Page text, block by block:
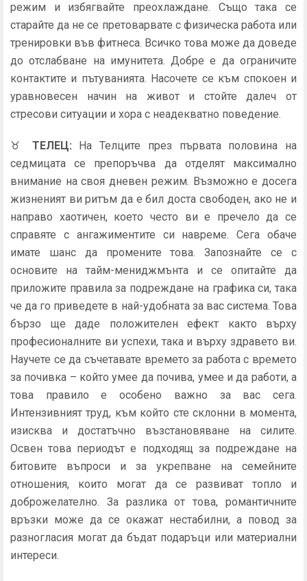
режим и избягвайте преохлаждане. Също така се
старайте да не се претоварвате с физическа работа или
тренировки във фитнеса. Всичко това може да доведе
до отслабване на имунитета. Добре е да ограничите
контактите и пътуванията. Насочете се към спокоен и
уравновесен начин на живот и стойте далеч от
стресови ситуации и хора с неадекватно поведение.
♉ ТЕЛЕЦ:
На Телците през първата половина на
седмицата се препоръчва да отделят максимално
внимание на своя дневен режим. Възможно е досега
жизненият ви ритъм да е бил доста свободен, ако не и
направо хаотичен, което често ви е пречело да се
справяте с ангажиментите си навреме. Сега обаче
имате шанс да промените това. Запознайте се с
основите на тайм-мениджмънта и се опитайте да
приложите правила за подреждане на графика си, така
че да го приведете в най-удобната за вас система. Това
бързо ще даде положителен ефект както върху
професионалните ви успехи, така и върху здравето ви.
Научете се да съчетавате времето за работа с времето
за почивка – който умее да почива, умее и да работи, а
това правило е особено важно за вас сега.
Интензивният труд, към който сте склонни в момента,
изисква и достатъчно възстановяване на силите.
Освен това периодът е подходящ за подреждане на
битовите въпроси и за укрепване на семейните
отношения, които могат да се развиват топло и
доброжелателно. За разлика от това, романтичните
връзки може да се окажат нестабилни, а повод за
разногласия могат да бъдат подаръци или материални
интереси.